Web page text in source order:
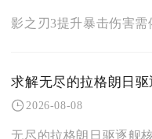
2026-08-08